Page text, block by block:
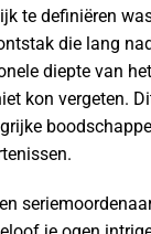
te definiëren
die lang
diepte van
kon vergeten.